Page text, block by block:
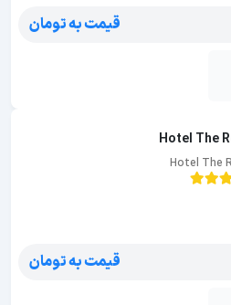
قیمت به تومان
Hotel The
Hotel The
قیمت به تومان